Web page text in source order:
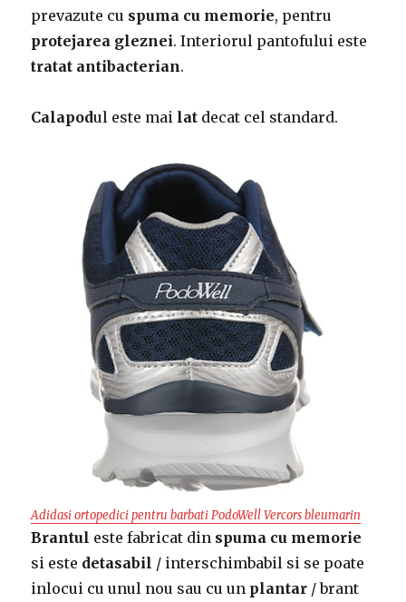
prevazute cu spuma cu memorie, pentru
protejarea gleznei. Interiorul pantofului este
tratat antibacterian.
Calapodul este mai lat decat cel standard.
Adidasi ortopedici pentru barbati PodoWell Vercors bleumarin
Brantul este fabricat din spuma cu memorie
si este detasabil / interschimbabil si se poate
inlocui cu unul nou sau cu un plantar / brant